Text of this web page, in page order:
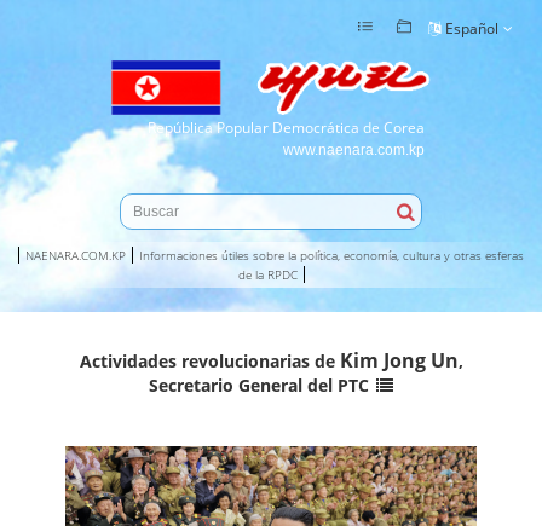
República Popular Democrática de Corea
www.naenara.com.kp
Español
NAENARA.COM.KP
Informaciones útiles sobre la política, economía, cultura y otras esferas
de la RPDC
Actividades revolucionarias de Kim Jong Un,
Secretario General del PTC